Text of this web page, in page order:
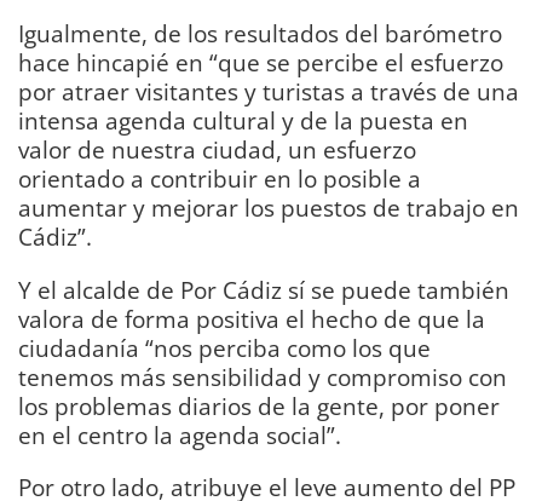
Igualmente, de los resultados del barómetro
hace hincapié en “que se percibe el esfuerzo
por atraer visitantes y turistas a través de una
intensa agenda cultural y de la puesta en
valor de nuestra ciudad, un esfuerzo
orientado a contribuir en lo posible a
aumentar y mejorar los puestos de trabajo en
Cádiz”.
Y el alcalde de Por Cádiz sí se puede también
valora de forma positiva el hecho de que la
ciudadanía “nos perciba como los que
tenemos más sensibilidad y compromiso con
los problemas diarios de la gente, por poner
en el centro la agenda social”.
Por otro lado, atribuye el leve aumento del PP